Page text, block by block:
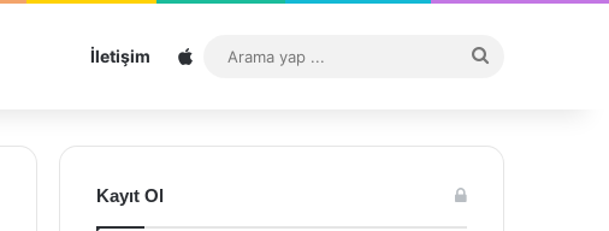
İletişim Sitemap
...
Kayıt Ol